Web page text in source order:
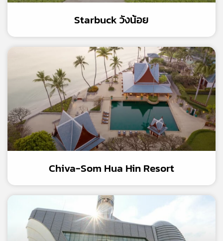
Starbuck วังน้อย
Chiva-Som Hua Hin Resort